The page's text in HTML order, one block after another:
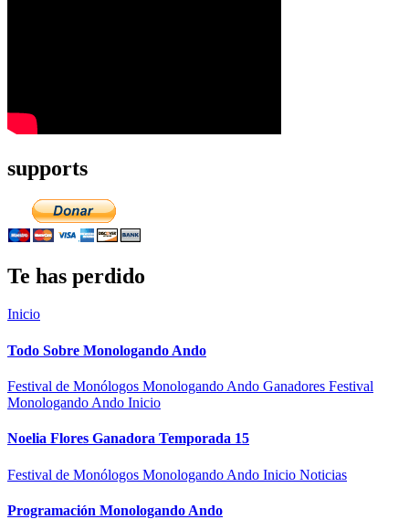
supports
Te has perdido
Inicio
Todo Sobre Monologando Ando
Festival de Monólogos Monologando Ando Ganadores Festival
Monologando Ando Inicio
Noelia Flores Ganadora Temporada 15
Festival de Monólogos Monologando Ando Inicio Noticias
Programación Monologando Ando